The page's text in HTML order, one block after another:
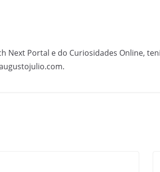
Next Portal e do Curiosidades Online,